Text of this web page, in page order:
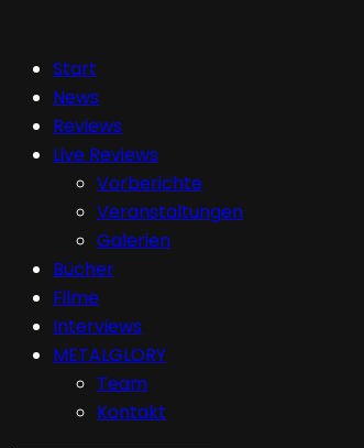
Start
News
Reviews
Live Reviews
Vorberichte
Veranstaltungen
Galerien
Bücher
Filme
Interviews
METALGLORY
Team
Kontakt